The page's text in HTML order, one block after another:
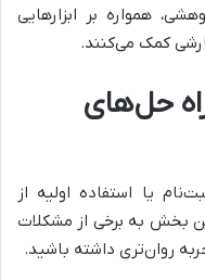
همواره بر ابزارهایی
کمک می‌کنند.
حل‌های
یا استفاده اولیه از
بخش به برخی از مشکلات
روان‌تری داشته باشید.